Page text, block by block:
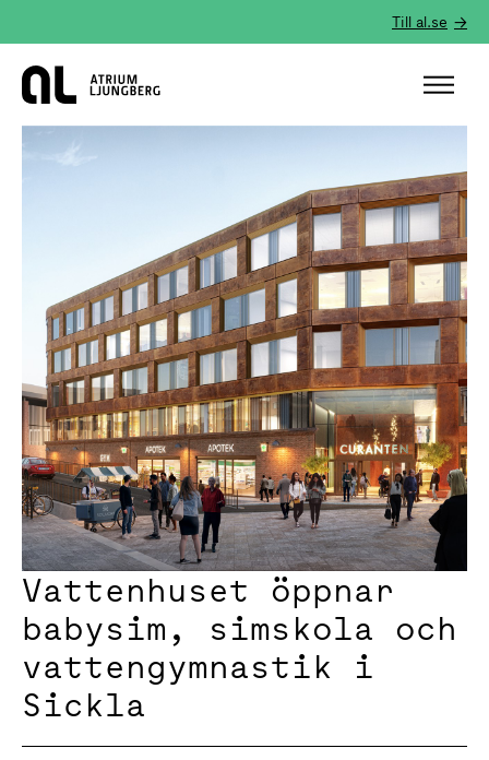
Till al.se
Hem
Vattenhuset öppnar
babysim, simskola och
vattengymnastik i
Sickla